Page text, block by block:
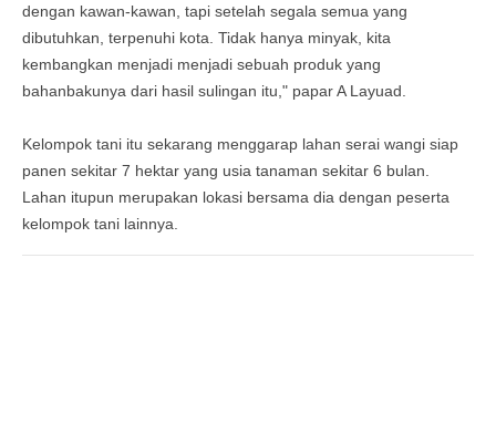
dengan kawan-kawan, tapi setelah segala semua yang
dibutuhkan, terpenuhi kota. Tidak hanya minyak, kita
kembangkan menjadi menjadi sebuah produk yang
bahanbakunya dari hasil sulingan itu," papar A Layuad.
Kelompok tani itu sekarang menggarap lahan serai wangi siap
panen sekitar 7 hektar yang usia tanaman sekitar 6 bulan.
Lahan itupun merupakan lokasi bersama dia dengan peserta
kelompok tani lainnya.